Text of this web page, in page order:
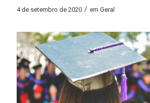
4 de setembro de 2020 / em Geral